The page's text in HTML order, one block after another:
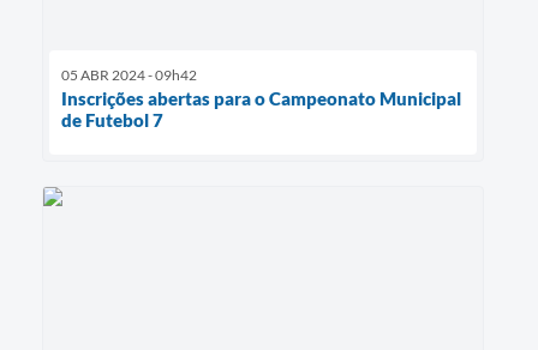
05 ABR 2024 - 09h42
Inscrições abertas para o Campeonato Municipal
de Futebol 7